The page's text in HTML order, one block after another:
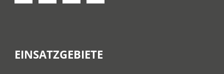
EINSATZGEBIETE